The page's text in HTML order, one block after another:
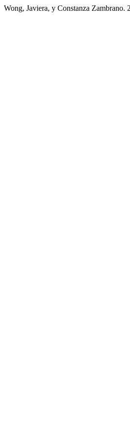
Wong, Javiera, y Constanza